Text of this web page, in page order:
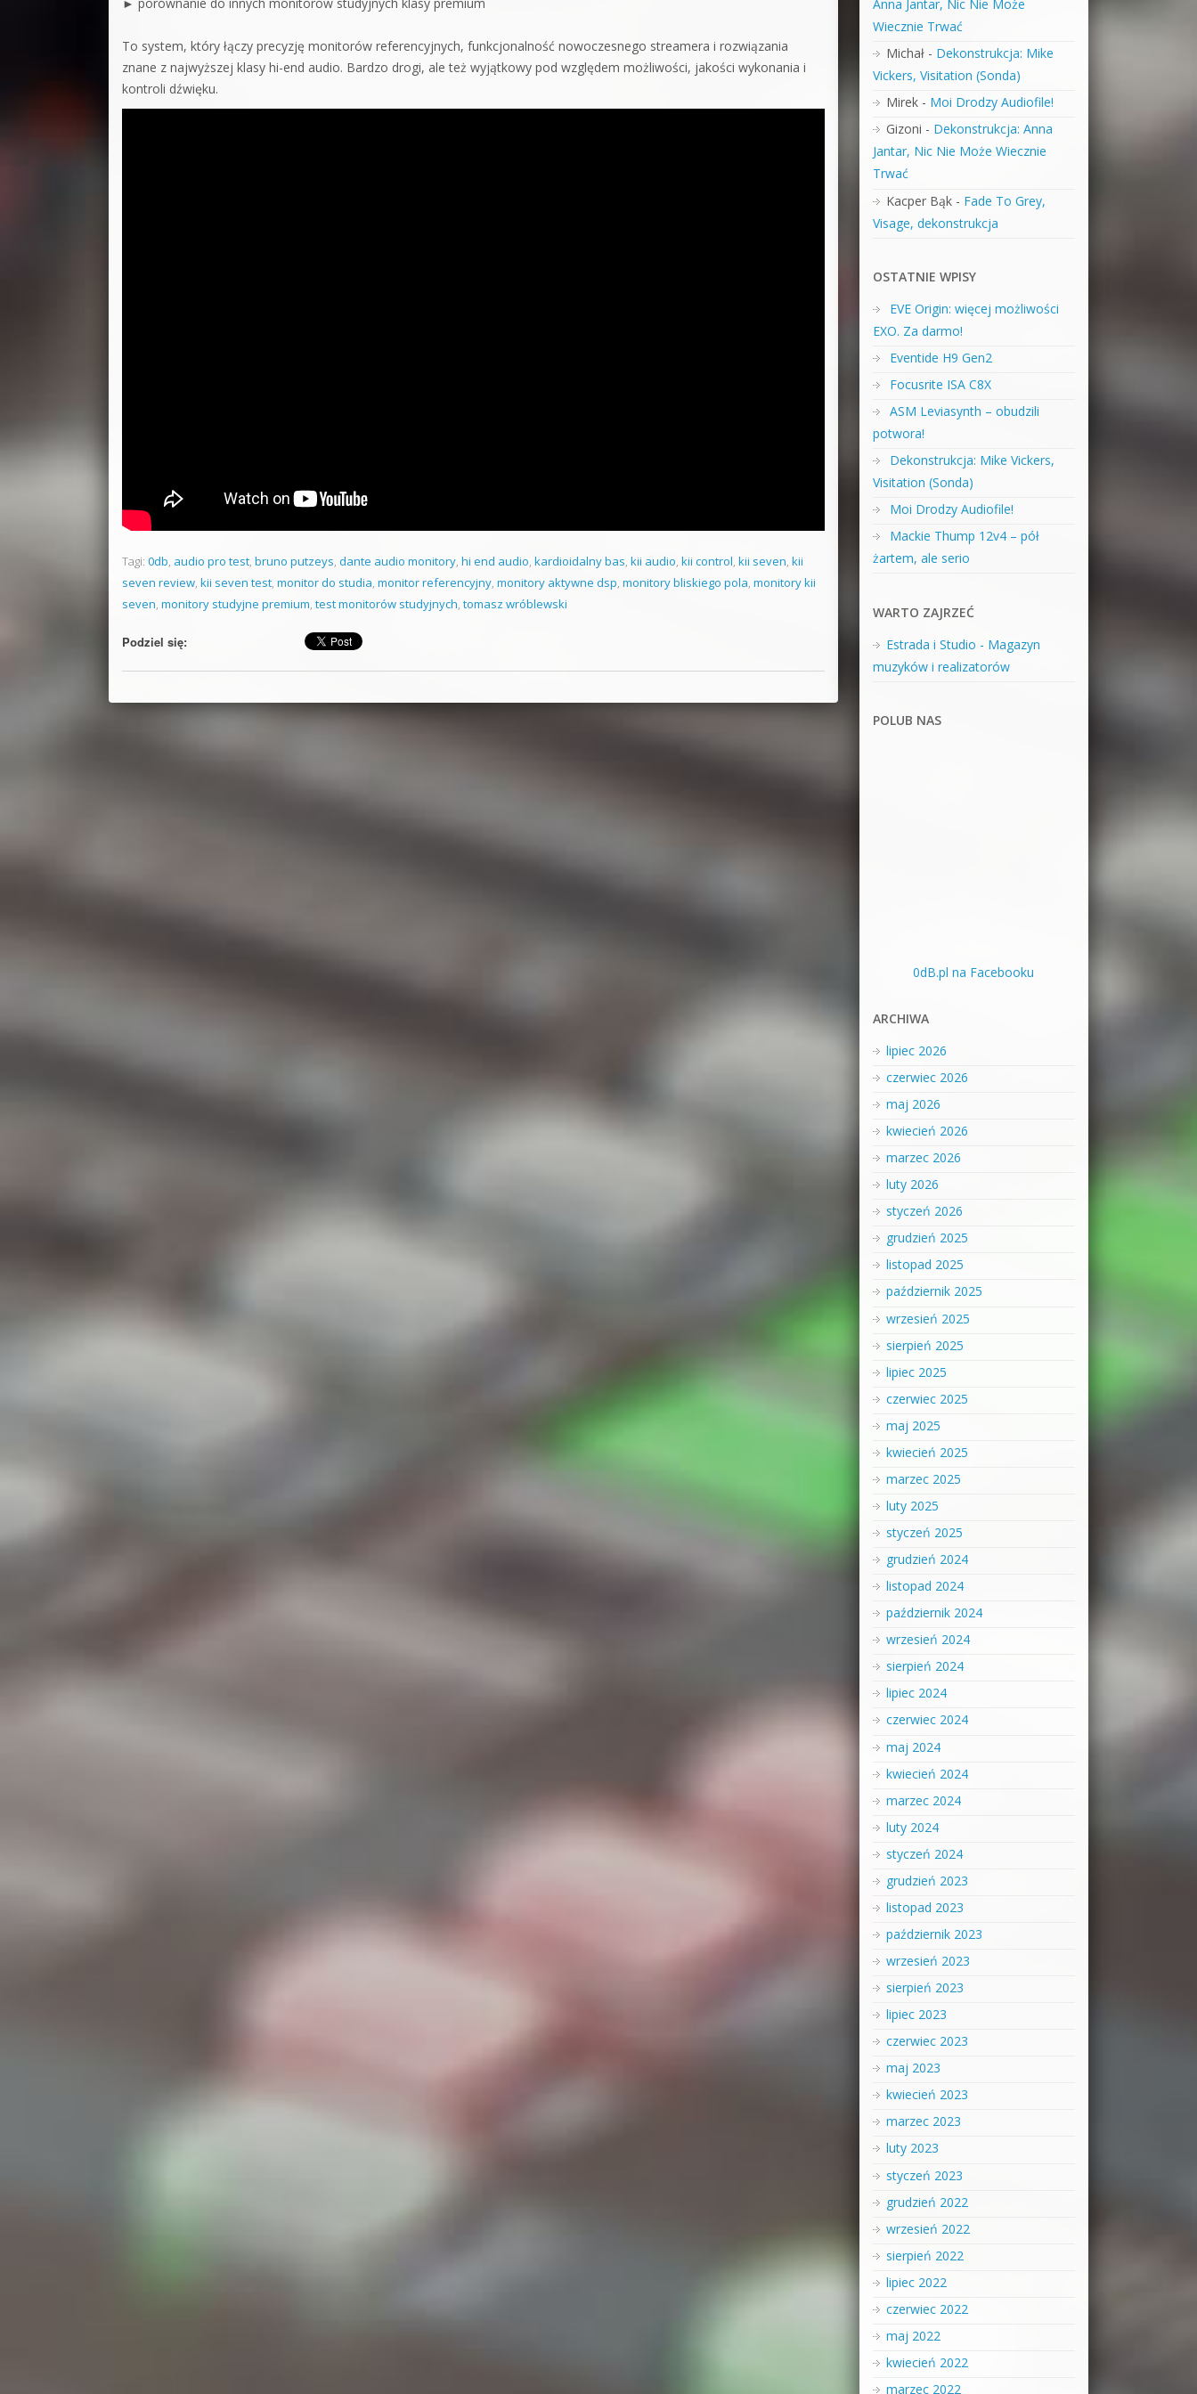
To system, który łączy precyzję monitorów referencyjnych, funkcjonalność nowoczesnego streamera i rozwiązania
znane z najwyższej klasy hi-end audio. Bardzo drogi, ale też wyjątkowy pod względem możliwości, jakości wykonania i
kontroli dźwięku.
Tagi: 0db, audio pro test, bruno putzeys, dante audio monitory, hi end audio, kardioidalny bas, kii audio, kii control, kii seven, kii
seven review, kii seven test, monitor do studia, monitor referencyjny, monitory aktywne dsp, monitory bliskiego pola, monitory kii
seven, monitory studyjne premium, test monitorów studyjnych, tomasz wróblewski
Podziel się:
Anna Jantar, Nic Nie Może
Wiecznie Trwać
Michał- Dekonstrukcja: Mike
Vickers, Visitation (Sonda)
Mirek- Moi Drodzy Audiofile!
Gizoni - Dekonstrukcja: Anna
Jantar, Nic Nie Może Wiecznie
Trwać
Kacper Bąk- Fade To Grey,
Visage, dekonstrukcja
OSTATNIE WPISY
EVE Origin: więcej możliwości
EXO. Za darmo!
Eventide H9 Gen2
Focusrite ISA C8X
ASM Leviasynth – obudzili
potwora!
Dekonstrukcja: Mike Vickers,
Visitation (Sonda)
Moi Drodzy Audiofile!
Mackie Thump 12v4 – pół
żartem, ale serio
WARTO ZAJRZEĆ
Estrada i Studio - Magazyn
muzyków i realizatorów
POLUB NAS
0dB.pl na Facebooku
ARCHIWA
lipiec 2026
czerwiec 2026
maj 2026
kwiecień 2026
marzec 2026
luty 2026
styczeń 2026
grudzień 2025
listopad 2025
październik 2025
wrzesień 2025
sierpień 2025
lipiec 2025
czerwiec 2025
maj 2025
kwiecień 2025
marzec 2025
luty 2025
styczeń 2025
grudzień 2024
listopad 2024
październik 2024
wrzesień 2024
sierpień 2024
lipiec 2024
czerwiec 2024
maj 2024
kwiecień 2024
marzec 2024
luty 2024
styczeń 2024
grudzień 2023
listopad 2023
październik 2023
wrzesień 2023
sierpień 2023
lipiec 2023
czerwiec 2023
maj 2023
kwiecień 2023
marzec 2023
luty 2023
styczeń 2023
grudzień 2022
wrzesień 2022
sierpień 2022
lipiec 2022
czerwiec 2022
maj 2022
kwiecień 2022
marzec 2022